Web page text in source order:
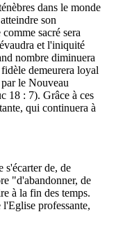
dans le monde
son
sacré sera
et l'iniquité
nombre diminuera
demeurera loyal
le Nouveau
18 : 7). Grâce à ces
qui continuera à
de, de
"d'abandonner, de
à la fin des temps.
professante,